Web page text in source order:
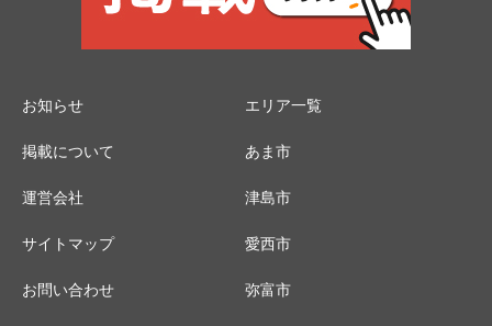
お知らせ
掲載について
運営会社
サイトマップ
お問い合わせ
エリア一覧
あま市
津島市
愛西市
弥富市